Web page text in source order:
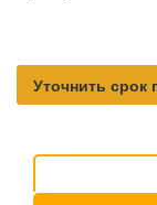
Уточнить срок